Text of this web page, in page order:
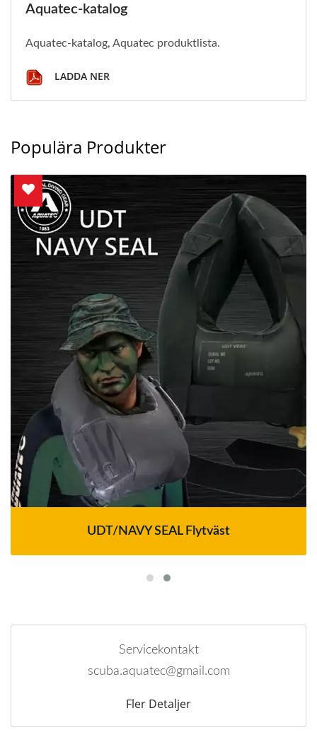
Aquatec-katalog
Aquatec-katalog, Aquatec produktlista.
LADDA NER
Populära Produkter
UDT/NAVY SEAL Flytväst
Servicekontakt
scuba.aquatec@gmail.com
Fler Detaljer